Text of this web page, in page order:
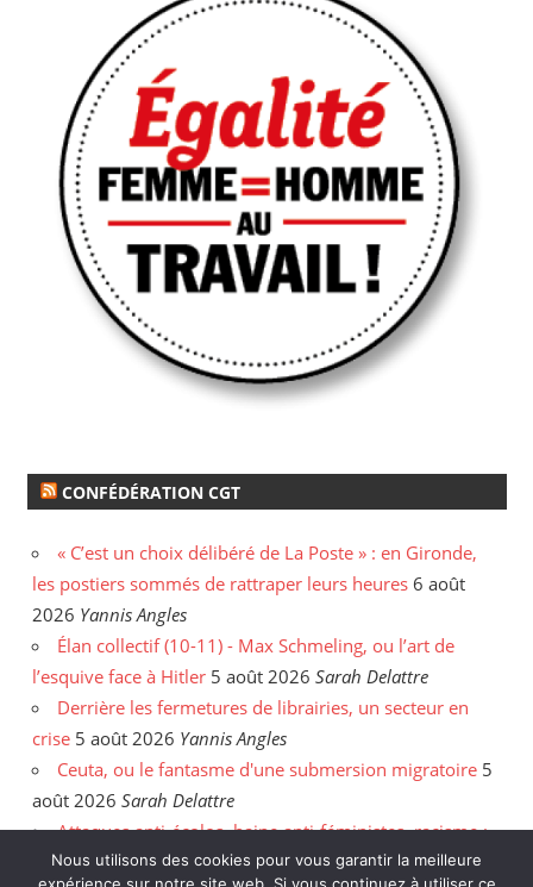
CONFÉDÉRATION CGT
« C’est un choix délibéré de La Poste » : en Gironde,
les postiers sommés de rattraper leurs heures 6 août
2026 Yannis Angles
Élan collectif (10-11) - Max Schmeling, ou l’art de
l’esquive face à Hitler 5 août 2026 Sarah Delattre
Derrière les fermetures de librairies, un secteur en
crise 5 août 2026 Yannis Angles
Ceuta, ou le fantasme d'une submersion migratoire 5
août 2026 Sarah Delattre
Attaques anti-écolos, haine anti-féministes, racisme :
face aux incendies, les délires de l'extrême droite 31
Nous utilisons des cookies pour vous garantir la meilleure